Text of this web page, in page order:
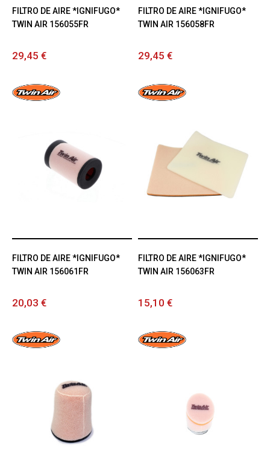
FILTRO DE AIRE *IGNIFUGO*
TWIN AIR 156055FR
29,45 €
FILTRO DE AIRE *IGNIFUGO*
TWIN AIR 156058FR
29,45 €
FILTRO DE AIRE *IGNIFUGO*
TWIN AIR 156061FR
20,03 €
FILTRO DE AIRE *IGNIFUGO*
TWIN AIR 156063FR
15,10 €